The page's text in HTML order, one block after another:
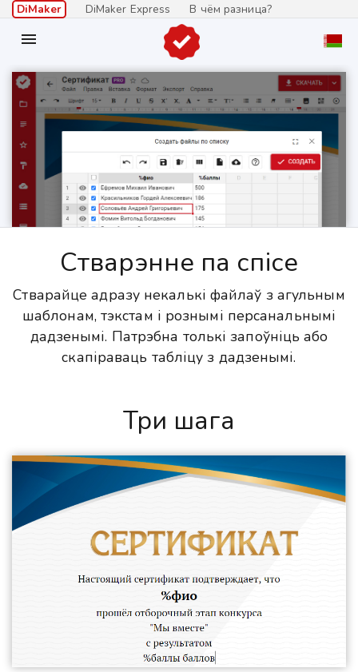
DiMaker DiMaker Express В чём разница?

Стварэнне па спісе
Стварайце адразу некалькі файлаў з агульным
шаблонам, тэкстам і рознымі персанальнымі
дадзенымі. Патрэбна толькі запоўніць або
скапіраваць табліцу з дадзенымі.
Три шага